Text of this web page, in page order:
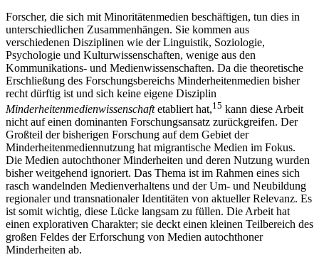
Forscher, die sich mit Minoritätenmedien beschäftigen, tun dies in
unterschiedlichen Zusammenhängen. Sie kommen aus
verschiedenen Disziplinen wie der Linguistik, Soziologie,
Psychologie und Kulturwissenschaften, wenige aus den
Kommunikations- und Medienwissenschaften. Da die theoretische
Erschließung des Forschungsbereichs Minderheitenmedien bisher
recht dürftig ist und sich keine eigene Disziplin
Minderheitenmedienwissenschaftetabliert hat,15 kann diese Arbeit
nicht auf einen dominanten Forschungsansatz zurückgreifen. Der
Großteil der bisherigen Forschung auf dem Gebiet der
Minderheitenmediennutzung hat migrantische Medien im Fokus.
Die Medien autochthoner Minderheiten und deren Nutzung wurden
bisher weitgehend ignoriert. Das Thema ist im Rahmen eines sich
rasch wandelnden Medienverhaltens und der Um- und Neubildung
regionaler und transnationaler Identitäten von aktueller Relevanz. Es
ist somit wichtig, diese Lücke langsam zu füllen. Die Arbeit hat
einen explorativen Charakter; sie deckt einen kleinen Teilbereich des
großen Feldes der Erforschung von Medien autochthoner
Minderheiten ab.